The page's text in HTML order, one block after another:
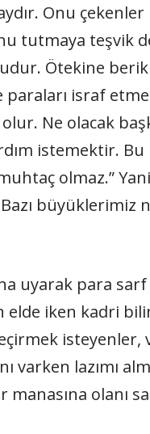
Onu
tutmaya teşvik
Ötekine
paraları israf
Ne olacak
istemektir.
olmaz.”
büyüklerimiz
uyarak para
iken kadri
varken lazımı
manasına olanı